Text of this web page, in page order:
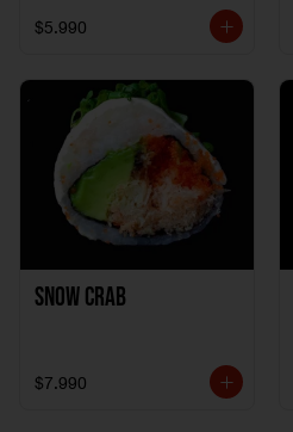
$5.990
Snow Crab
$7.990